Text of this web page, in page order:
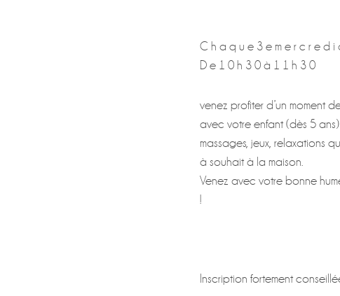
C h a q u e 3 e m e r c r e d i
D e 1 0 h 3 0 à 1 1 h 3 0
venez profiter d’un moment
avec votre enfant (dès 5 ans)
massages, jeux, relaxations
à souhait à la maison.
Venez avec votre bonne
!
Inscription fortement